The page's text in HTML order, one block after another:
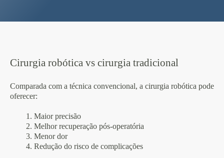
Cirurgia robótica vs cirurgia tradicional
Comparada com a técnica convencional, a cirurgia robótica pode
oferecer:
1. Maior precisão
2. Melhor recuperação pós-operatória
3. Menor dor
4. Redução do risco de complicações